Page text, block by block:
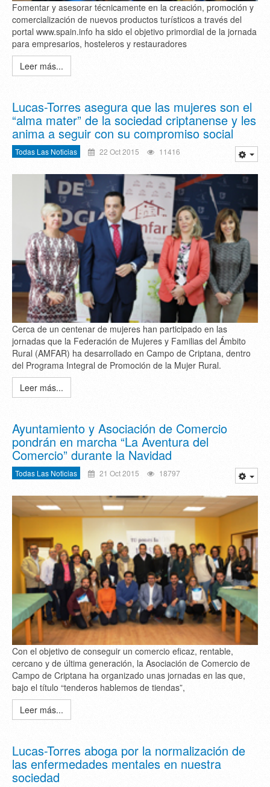
Fomentar y asesorar técnicamente en la creación, promoción y
comercialización de nuevos productos turísticos a través del
portal www.spain.info ha sido el objetivo primordial de la jornada
para empresarios, hosteleros y restauradores
Leer más...
Lucas-Torres asegura que las mujeres son el
“alma mater” de la sociedad criptanense y les
anima a seguir con su compromiso social
Todas Las Noticias 22 Oct 2015 11416
Cerca de un centenar de mujeres han participado en las
jornadas que la Federación de Mujeres y Familias del Ámbito
Rural (AMFAR) ha desarrollado en Campo de Criptana, dentro
del Programa Integral de Promoción de la Mujer Rural.
Leer más...
Ayuntamiento y Asociación de Comercio
pondrán en marcha “La Aventura del
Comercio” durante la Navidad
Todas Las Noticias 21 Oct 2015 18797
Con el objetivo de conseguir un comercio eficaz, rentable,
cercano y de última generación, la Asociación de Comercio de
Campo de Criptana ha organizado unas jornadas en las que,
bajo el título “tenderos hablemos de tiendas”,
Leer más...
Lucas-Torres aboga por la normalización de
las enfermedades mentales en nuestra
sociedad